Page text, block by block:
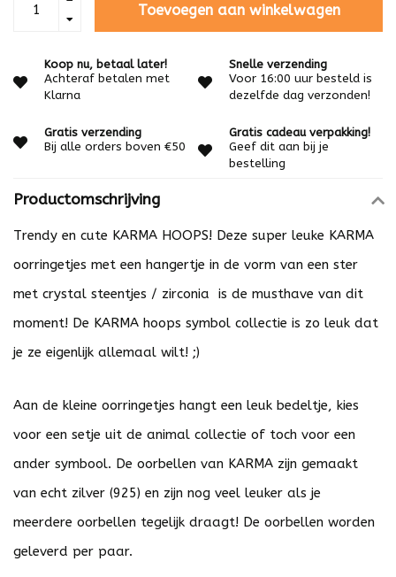
Toevoegen aan winkelwagen
Koop nu, betaal later!
Achteraf betalen met
Klarna
Snelle verzending
Voor 16:00 uur besteld is
dezelfde dag verzonden!
Gratis verzending
Bij alle orders boven €50
Gratis cadeau verpakking!
Geef dit aan bij je
bestelling
Productomschrijving
Trendy en cute KARMA HOOPS! Deze super leuke KARMA
oorringetjes met een hangertje in de vorm van een ster
met crystal steentjes / zirconia is de musthave van dit
moment! De KARMA hoops symbol collectie is zo leuk dat
je ze eigenlijk allemaal wilt! ;)
Aan de kleine oorringetjes hangt een leuk bedeltje, kies
voor een setje uit de animal collectie of toch voor een
ander symbool. De oorbellen van KARMA zijn gemaakt
van echt zilver (925) en zijn nog veel leuker als je
meerdere oorbellen tegelijk draagt! De oorbellen worden
geleverd per paar.